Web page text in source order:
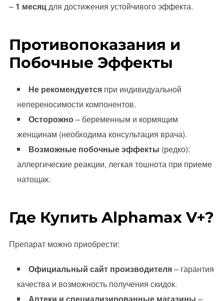
– 1 месяцдля достижения устойчивого эффекта.
Противопоказания и
Побочные Эффекты
Не рекомендуетсяпри индивидуальной
непереносимости компонентов.
Осторожно– беременным и кормящим
женщинам (необходима консультация врача).
Возможные побочные эффекты (редко):
аллергические реакции, легкая тошнота при приеме
натощак.
Где Купить Alphamax V+?
Препарат можно приобрести:
Официальный сайт производителя– гарантия
качества и возможность получения скидок.
Аптеки и специализированные магазины –